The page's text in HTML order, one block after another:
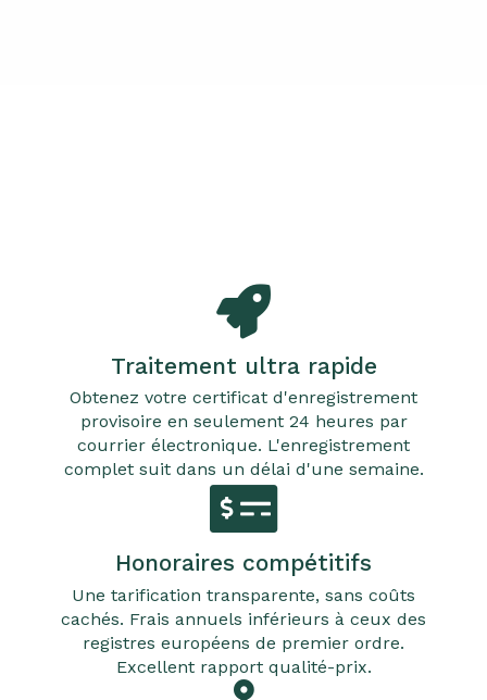
Traitement ultra rapide
Obtenez votre certificat d'enregistrement
provisoire en seulement 24 heures par
courrier électronique. L'enregistrement
complet suit dans un délai d'une semaine.
Honoraires compétitifs
Une tarification transparente, sans coûts
cachés. Frais annuels inférieurs à ceux des
registres européens de premier ordre.
Excellent rapport qualité-prix.